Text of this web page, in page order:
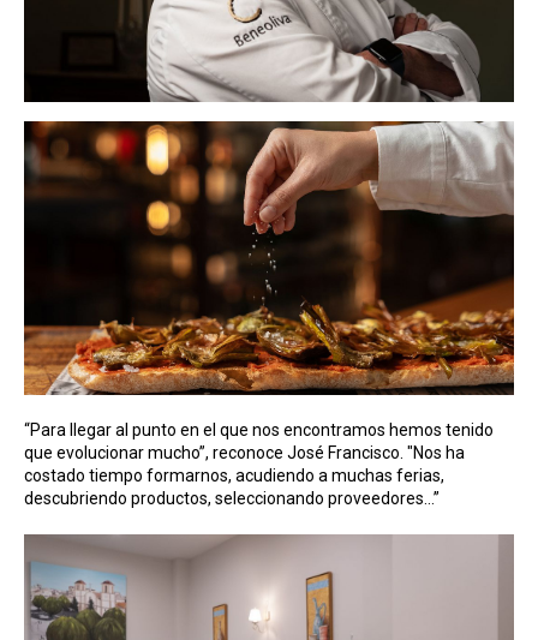
“Para llegar al punto en el que nos encontramos hemos tenido
que evolucionar mucho”, reconoce José Francisco. "Nos ha
costado tiempo formarnos, acudiendo a muchas ferias,
descubriendo productos, seleccionando proveedores...”